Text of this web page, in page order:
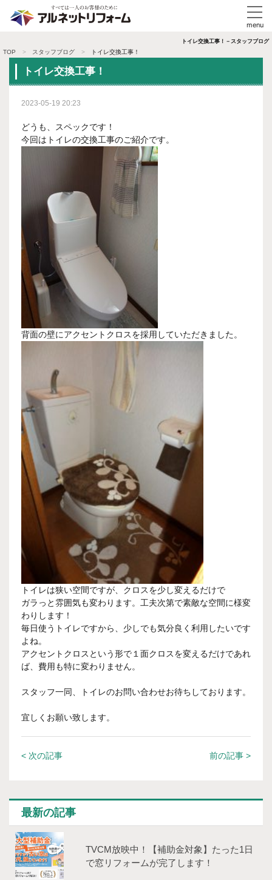
トイレ交換工事！－スタッフブログ
TOP スタッフブログ トイレ交換工事！
トイレ交換工事！
2023-05-19 20:23
どうも、スペックです！
今回はトイレの交換工事のご紹介です。
背面の壁にアクセントクロスを採用していただきました。
トイレは狭い空間ですが、クロスを少し変えるだけで
ガラっと雰囲気も変わります。工夫次第で素敵な空間に様変
わりします！
毎日使うトイレですから、少しでも気分良く利用したいです
よね。
アクセントクロスという形で１面クロスを変えるだけであれ
ば、費用も特に変わりません。
スタッフ一同、トイレのお問い合わせお待ちしております。
宜しくお願い致します。
< 次の記事 前の記事 >
最新の記事
TVCM放映中！【補助⾦対象】たった1⽇
で窓リフォームが完了します！